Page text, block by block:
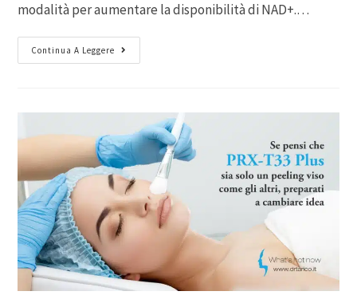
modalità per aumentare la disponibilità di NAD+.…
Continua A Leggere